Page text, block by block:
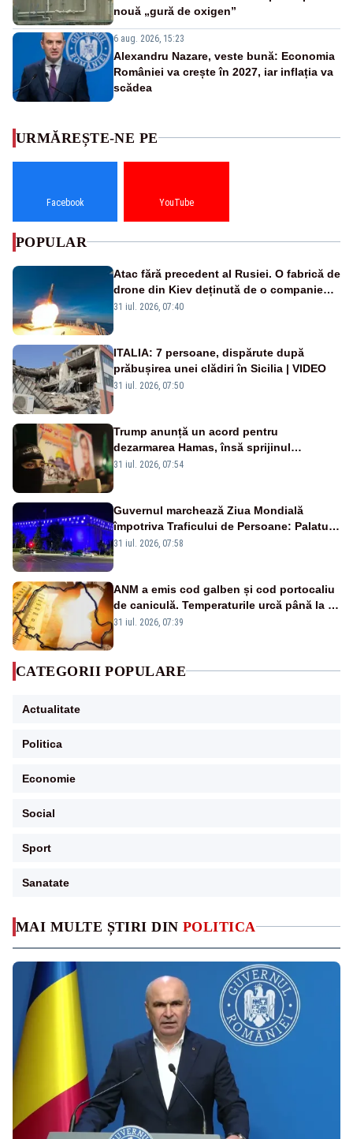
nouă „gură de oxigen”
6 aug. 2026, 15:23
Alexandru Nazare, veste bună: Economia
României va crește în 2027, iar inflația va
scădea
MAI MULTE ȘTIRI DIN POLITICA
URMĂREȘTE-NE PE
Facebook YouTube
POPULAR
Atac fără precedent al Rusiei. O fabrică de
drone din Kiev deținută de o companie
americană, distrusă de o rachetă
31 iul. 2026, 07:40
ITALIA: 7 persoane, dispărute după
prăbușirea unei clădiri în Sicilia | VIDEO
31 iul. 2026, 07:50
Trump anunță un acord pentru
dezarmarea Hamas, însă sprijinul
Israelului rămâne incert
31 iul. 2026, 07:54
Guvernul marchează Ziua Mondială
împotriva Traficului de Persoane: Palatul
Victoria, iluminat în albastru
31 iul. 2026, 07:58
ANM a emis cod galben și cod portocaliu
de caniculă. Temperaturile urcă până la 38
de grade, iar nopțile devin tropicale
31 iul. 2026, 07:39
CATEGORII POPULARE
Actualitate
Politica
Economie
Social
Sport
Sanatate